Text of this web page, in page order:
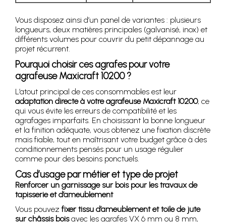
Vous disposez ainsi d’un panel de variantes : plusieurs
longueurs, deux matières principales (galvanisé, inox) et
différents volumes pour couvrir du petit dépannage au
projet récurrent.
Pourquoi choisir ces agrafes pour votre
agrafeuse Maxicraft 10200 ?
L’atout principal de ces consommables est leur
adaptation directe à votre agrafeuse Maxicraft 10200, ce
qui vous évite les erreurs de compatibilité et les
agrafages imparfaits. En choisissant la bonne longueur
et la finition adéquate, vous obtenez une fixation discrète
mais fiable, tout en maîtrisant votre budget grâce à des
conditionnements pensés pour un usage régulier
comme pour des besoins ponctuels.
Cas d’usage par métier et type de projet
Renforcer un garnissage sur bois pour les travaux de
tapisserie et d’ameublement
Vous pouvez fixer tissu d’ameublement et toile de jute
sur châssis boisavec les agrafes VX 6 mm ou 8 mm,